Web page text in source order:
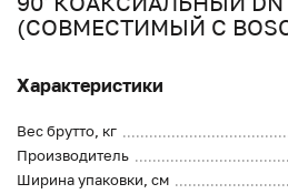
(СОВМЕСТИМЫЙ С
Характеристики
Вес брутто, кг
Производитель
Ширина упаковки, см